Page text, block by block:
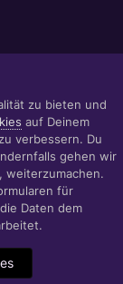
zu bieten und
auf Deinem
verbessern. Du
gehen wir
weiterzumachen.
für
Daten dem